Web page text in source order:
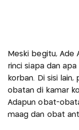
Meski begitu, Ade
rinci siapa dan
korban. Di sisi
obatan di kamar
Adapun obat-
maag dan obat